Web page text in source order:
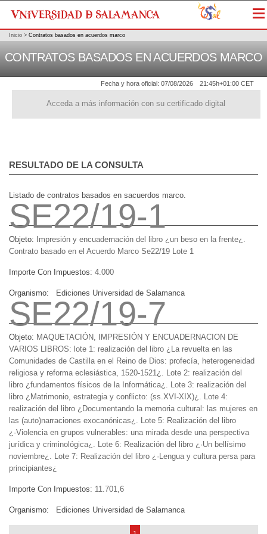
Fecha y hora oficial: 07/08/2026 21:45h+01:00 CET
Acceda a más información con su certificado digital
Inicio > Contratos basados en acuerdos marco
CONTRATOS BASADOS EN ACUERDOS MARCO
RESULTADO DE LA CONSULTA
Listado de contratos basados en sacuerdos marco.
SE22/19-1
Objeto:
Impresión y encuadernación del libro ¿un beso en la frente¿.
Contrato basado en el Acuerdo Marco Se22/19 Lote 1
Importe Con Impuestos: 4.000
Organismo: Ediciones Universidad de Salamanca
SE22/19-7
Objeto: MAQUETACIÓN, IMPRESIÓN Y ENCUADERNACION DE
VARIOS LIBROS: lote 1: realización del libro ¿La revuelta en las
Comunidades de Castilla en el Reino de Dios: profecía, heterogeneidad
religiosa y reforma eclesiástica, 1520-1521¿. Lote 2: realización del
libro ¿fundamentos físicos de la Informática¿. Lote 3: realización del
libro ¿Matrimonio, estrategia y conflicto: (ss.XVI-XIX)¿. Lote 4:
realización del libro ¿Documentando la memoria cultural: las mujeres en
las (auto)narraciones exocanónicas¿. Lote 5: Realización del libro
¿·Violencia en grupos vulnerables: una mirada desde una perspectiva
jurídica y criminológica¿. Lote 6: Realización del libro ¿·Un bellísimo
noviembre¿. Lote 7: Realización del libro ¿·Lengua y cultura persa para
principiantes¿
Importe Con Impuestos: 11.701,6
Organismo: Ediciones Universidad de Salamanca